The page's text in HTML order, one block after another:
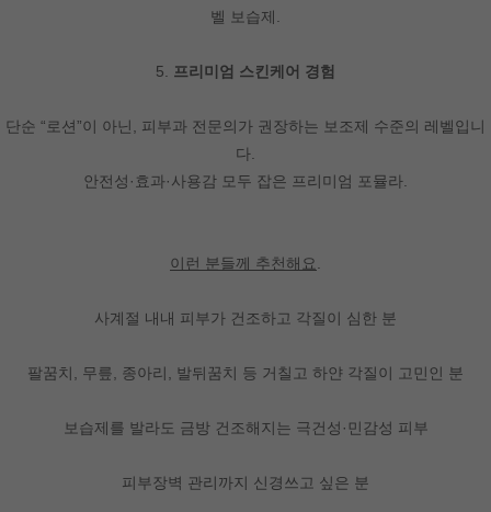
벨 보습제.
5. 프리미엄 스킨케어 경험
단순 “로션”이 아닌, 피부과 전문의가 권장하는 보조제 수준의 레벨입니
다.
안전성·효과·사용감 모두 잡은 프리미엄 포뮬라.
이런 분들께 추천해요
사계절 내내 피부가 건조하고 각질이 심한 분
팔꿈치, 무릎, 종아리, 발뒤꿈치 등 거칠고 하얀 각질이 고민인 분
보습제를 발라도 금방 건조해지는 극건성·민감성 피부
피부장벽 관리까지 신경쓰고 싶은 분